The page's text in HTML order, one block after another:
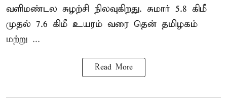
வளிமண்டல சுழற்சி நிலவுகிறது. சுமார் 5.8 கிமீ
முதல் 7.6 கிமீ உயரம் வரை தென் தமிழகம்
மற்று ...
Read More